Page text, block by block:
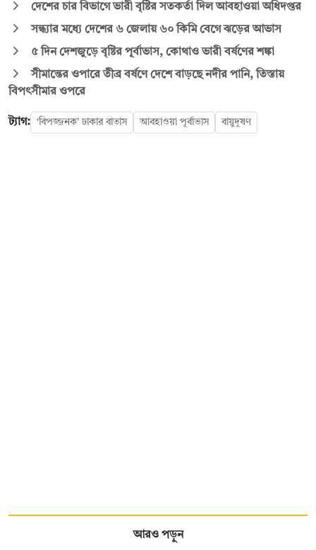
দেশের চার বিভাগে ভারী বৃষ্টির সতকর্তা দিল আবহাওয়া অধিদপ্তর
সন্ধ্যার মধ্যে দেশের ৬ জেলায় ৬০ কিমি বেগে ঝড়ের আভাস
৫ দিন দেশজুড়ে বৃষ্টির পূর্বাভাস, কোথাও ভারী বর্ষণের শঙ্কা
সীমান্তের ওপারে তীব্র বর্ষণে দেশে বাড়ছে নদীর পানি, তিস্তায়
বিপৎসীমার ওপরে
ট্যাগ: ‘বিপজ্জনক’ ঢাকার বাতাস আবহাওয়া পূর্বাভাস বায়ুদূষণ
আরও পড়ুন